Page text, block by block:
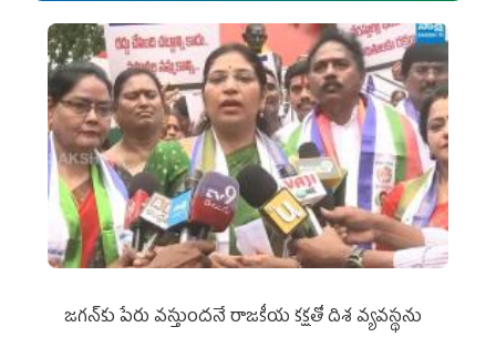
జగన్‌కు పేరు వస్తుందనే రాజకీయ కక్షతో దిశ వ్య‌వ‌స్థ‌ను